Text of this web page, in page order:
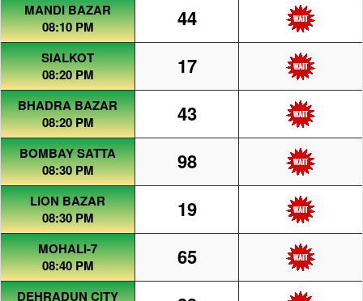
MANDI BAZAR
08:10 PM
44
SIALKOT
08:20 PM
17
BHADRA BAZAR
08:20 PM
43
BOMBAY SATTA
08:30 PM
98
LION BAZAR
08:30 PM
19
MOHALI-7
08:40 PM
65
DEHRADUN CITY